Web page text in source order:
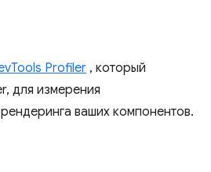
Profiler , который
для измерения
ваших компонентов.